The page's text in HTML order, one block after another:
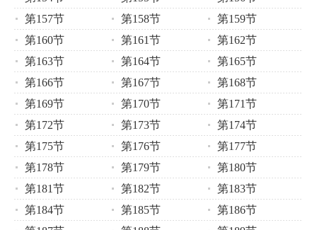
第157节
第158节
第159节
第160节
第161节
第162节
第163节
第164节
第165节
第166节
第167节
第168节
第169节
第170节
第171节
第172节
第173节
第174节
第175节
第176节
第177节
第178节
第179节
第180节
第181节
第182节
第183节
第184节
第185节
第186节